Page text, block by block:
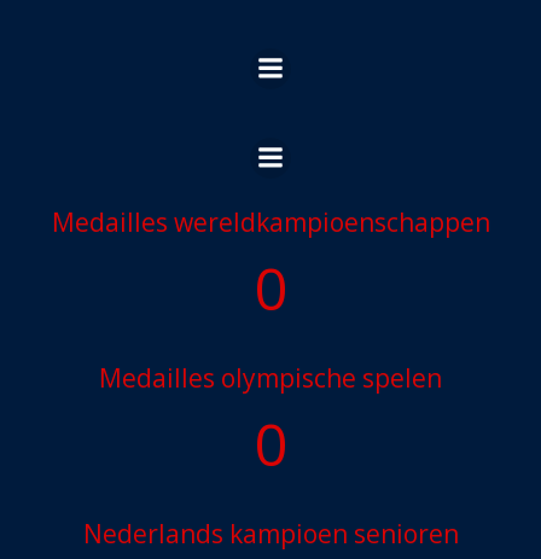
de
Medailles wereldkampioenschappen
0
Medailles olympische spelen
0
Nederlands kampioen senioren